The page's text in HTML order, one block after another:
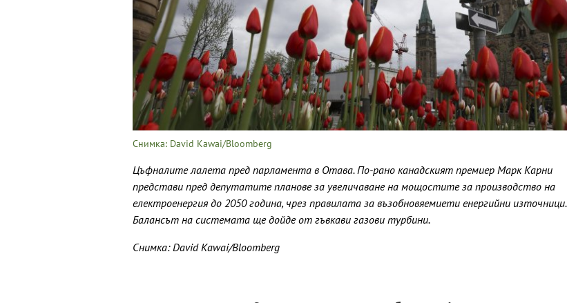
Снимка: David Kawai/Bloomberg
Цъфналите лалета пред парламента в Отава. По-рано канадският премиер Марк Карни
представи пред депутатите планове за увеличаване на мощостите за производство на
електроенергия до 2050 година, чрез правилата за възобновяемиети енергийни източници.
Балансът на системата ще дойде от гъвкави газови турбини.
Снимка: David Kawai/Bloomberg